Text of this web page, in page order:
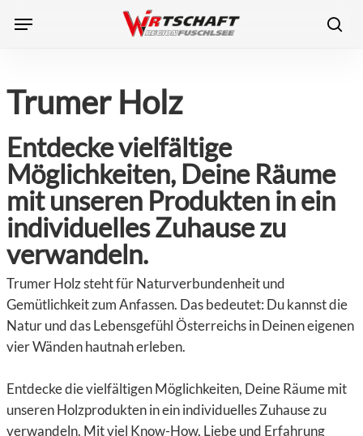
Menu
Trumer Holz
Entdecke vielfältige
Möglichkeiten, Deine Räume
mit unseren Produkten in ein
individuelles Zuhause zu
verwandeln.
Trumer Holz steht für Naturverbundenheit und
Gemütlichkeit zum Anfassen. Das bedeutet: Du kannst die
Natur und das Lebensgefühl Österreichs in Deinen eigenen
vier Wänden hautnah erleben.
Entdecke die vielfältigen Möglichkeiten, Deine Räume mit
unseren Holzprodukten in ein individuelles Zuhause zu
verwandeln. Mit viel Know-How, Liebe und Erfahrung